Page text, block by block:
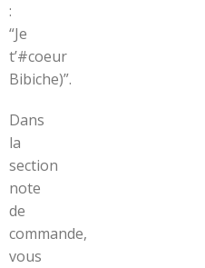
:
“Je
t’#coeur
Bibiche)”.
Dans
la
section
note
de
commande,
vous